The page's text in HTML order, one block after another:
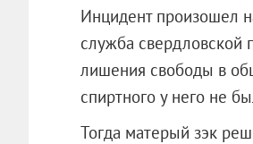
Инцидент произошел
служба свердловской
лишения свободы в
спиртного у него не
Тогда матерый зэк